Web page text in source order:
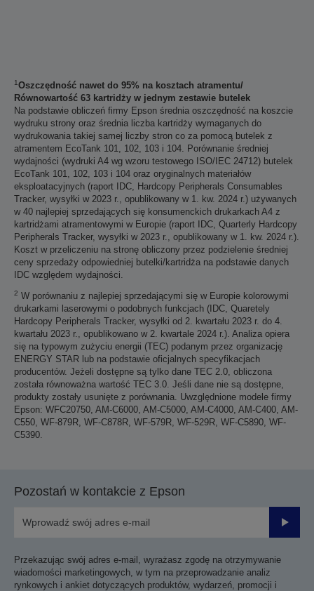
1Oszczędność nawet do 95% na kosztach atramentu/
Równowartość 63 kartridży w jednym zestawie butelek
Na podstawie obliczeń firmy Epson średnia oszczędność na koszcie
wydruku strony oraz średnia liczba kartridży wymaganych do
wydrukowania takiej samej liczby stron co za pomocą butelek z
atramentem EcoTank 101, 102, 103 i 104. Porównanie średniej
wydajności (wydruki A4 wg wzoru testowego ISO/IEC 24712) butelek
EcoTank 101, 102, 103 i 104 oraz oryginalnych materiałów
eksploatacyjnych (raport IDC, Hardcopy Peripherals Consumables
Tracker, wysyłki w 2023 r., opublikowany w 1. kw. 2024 r.) używanych
w 40 najlepiej sprzedających się konsumenckich drukarkach A4 z
kartridżami atramentowymi w Europie (raport IDC, Quarterly Hardcopy
Peripherals Tracker, wysyłki w 2023 r., opublikowany w 1. kw. 2024 r.).
Koszt w przeliczeniu na stronę obliczony przez podzielenie średniej
ceny sprzedaży odpowiedniej butelki/kartridża na podstawie danych
IDC względem wydajności.
2 W porównaniu z najlepiej sprzedającymi się w Europie kolorowymi
drukarkami laserowymi o podobnych funkcjach (IDC, Quaretely
Hardcopy Peripherals Tracker, wysyłki od 2. kwartału 2023 r. do 4.
kwartału 2023 r., opublikowano w 2. kwartale 2024 r.). Analiza opiera
się na typowym zużyciu energii (TEC) podanym przez organizację
ENERGY STAR lub na podstawie oficjalnych specyfikacjach
producentów. Jeżeli dostępne są tylko dane TEC 2.0, obliczona
została równoważna wartość TEC 3.0. Jeśli dane nie są dostępne,
produkty zostały usunięte z porównania. Uwzględnione modele firmy
Epson: WFC20750, AM-C6000, AM-C5000, AM-C4000, AM-C400, AM-
C550, WF-879R, WF-C878R, WF-579R, WF-529R, WF-C5890, WF-
C5390.
Pozostań w kontakcie z Epson
Przekazując swój adres e-mail, wyrażasz zgodę na otrzymywanie
wiadomości marketingowych, w tym na przeprowadzanie analiz
rynkowych i ankiet dotyczących produktów, wydarzeń, promocji i